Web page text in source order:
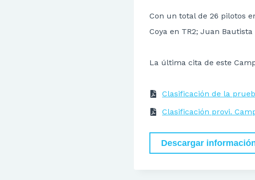
Con un total de 26 pilotos
Coya en TR2; Juan
La última cita de este
Clasifcación de la prueb
Clasifcación provi. Cam
Descargar